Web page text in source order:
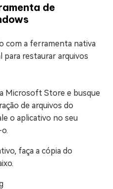
de
com a ferramenta nativa
para restaurar arquivos
Microsoft Store e busque
de arquivos do
o aplicativo no seu
faça a cópia do